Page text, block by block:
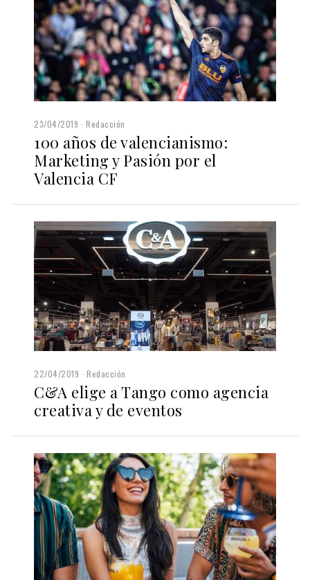
23/04/2019 Redacción
100 años de valencianismo:
Marketing y Pasión por el
Valencia CF
22/04/2019 Redacción
C&A elige a Tango como agencia
creativa y de eventos